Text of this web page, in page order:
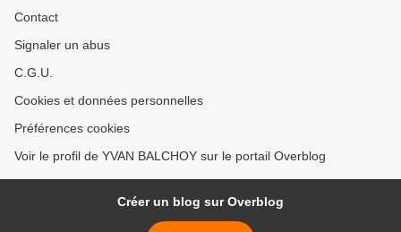
Contact
Signaler un abus
C.G.U.
Cookies et données personnelles
Préférences cookies
Voir le profil de YVAN BALCHOY sur le portail Overblog
Créer un blog sur Overblog